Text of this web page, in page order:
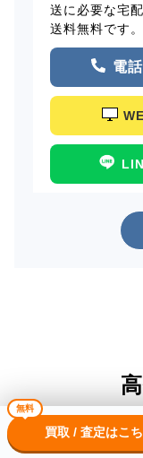
送に必要な宅
送料無料です。
電
無料
買取 / 査定はこ